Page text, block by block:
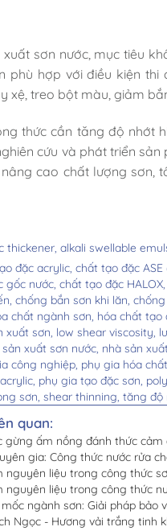
xuất sơn nước, mục tiêu
phù hợp với điều kiện
xệ, treo bột màu, giảm
thức cần tăng độ nhớt
cứu và phát triển
cao chất lượng sơn,
thickener, alkali swellable
đặc acrylic, chất tạo đặc ASE
gốc nước, chất tạo đặc HALOX,
chống bắn sơn khi lăn,
chất ngành sơn, hóa chất tạo
xuất sơn, low shear viscosity,
xuất sơn nước, nhà sản
công nghiệp, phụ gia hóa
phụ gia tạo đặc sơn,
sơn, shear thinning, tăng độ
quan:
gừng ấm nồng đánh thức
gia: Công thức nước rửa
nguyên liệu trong công thức
nguyên liệu trong công thức
ngành sơn: Giải pháp
Ngọc - Hương vải trắng tinh